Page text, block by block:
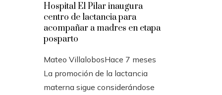
Hospital El Pilar inaugura
centro de lactancia para
acompañar a madres en etapa
posparto
Mateo VillalobosHace 7 meses
La promoción de la lactancia
materna sigue considerándose